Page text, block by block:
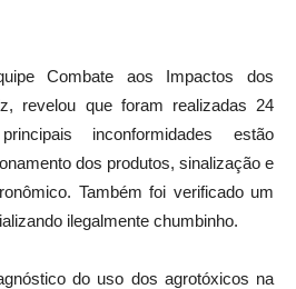
Combate aos Impactos dos
revelou que foram realizadas 24
inconformidades estão
dos produtos, sinalização e
Também foi verificado um
ilegalmente chumbinho.
do uso dos agrotóxicos na